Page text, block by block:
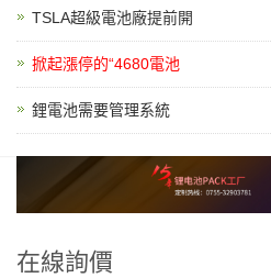
TSLA超級電池廠提前開
掀起漲停的“4680電池
鋰電池需要管理系統
在線詢價